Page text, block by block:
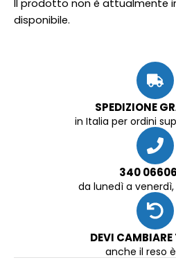
Il prodotto non è attualmente
disponibile.
SPEDIZIONE
in Italia per ordini
340
da lunedì a venerdì,
DEVI
anche il reso